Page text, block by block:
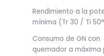
Rendimiento a la
mínima (Tr 30 / Ti
Consumo de GN con
quemador a máxima